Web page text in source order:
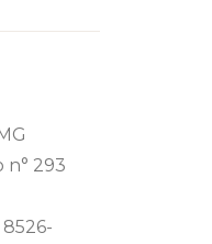
n° 293
8526-